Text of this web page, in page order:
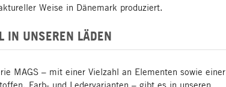
Weise in Dänemark produziert.
IN UNSEREN LÄDEN
MAGS – mit einer Vielzahl an Elementen sowie einer
Farb- und Ledervarianten – gibt es in unseren